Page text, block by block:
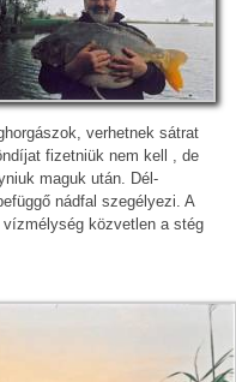
verhetnek sátrat
fizetniük nem kell , de
maguk után. Dél-
nádfal szegélyezi. A
közvetlen a stég